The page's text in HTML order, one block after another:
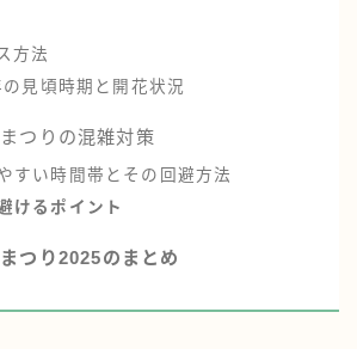
方法
見頃時期と開花状況
つりの混雑対策
すい時間帯とその回避方法
けるポイント
つり2025のまとめ